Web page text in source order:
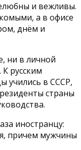
и вежливы.
а в офисе
днём и
ни в личной
русским
учились в СССР,
страны
иностранцу:
причем мужчины